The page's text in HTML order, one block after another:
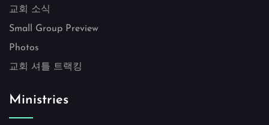
교회 소식
Small Group Preview
Photos
교회 셔틀 트랙킹
Ministries